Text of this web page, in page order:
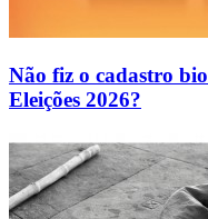
Não fiz o cadastro
Eleições 2026?